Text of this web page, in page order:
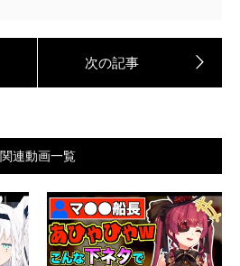
関連動画一覧